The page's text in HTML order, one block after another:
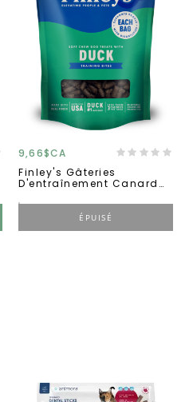
9,66$CA
Finley's Gâteries
D'entraînement Canard
ÉPUISÉ